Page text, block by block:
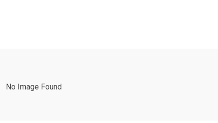
No Image Found